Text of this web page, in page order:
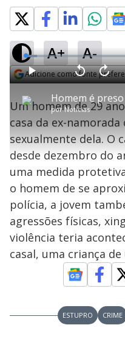
A+ A-
Adicione como fonte
porNotícias
P V
t
a
r
0
e
g
n
d
s
A
n
ç
a
1
e
u
n
o
s
M
u
d
L
o
a
d
e
6
1
5
%
Um homem de 29
casa da ex-
sexualmente dela. O
desde dezembro do
uma medida
o homem de se
polícia, a jovem
agressões físicas,
violência teria
casal, uma criança
ESTUPRO CRIME